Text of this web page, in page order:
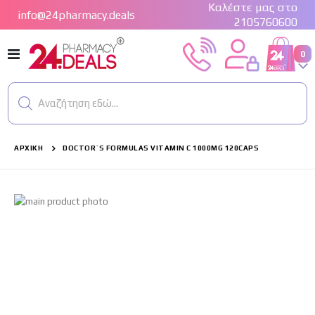
info@24pharmacy.deals
Καλέστε μας στο
2105760600
Εναλλαγή
Πλοήγησης
Cart
0
Αναζήτηση εδώ...
ΑΡΧΙΚΉ DOCTOR`S FORMULAS VITAMIN C 1000MG 120CAPS
Μετάβαση